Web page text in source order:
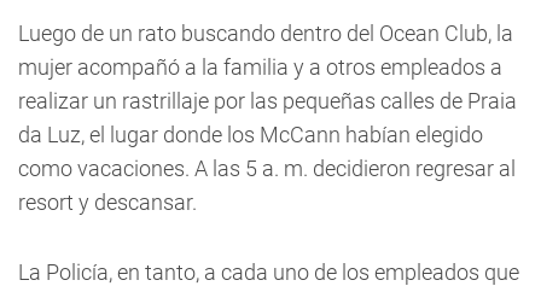
Luego de un rato buscando dentro del Ocean Club, la
mujer acompañó a la familia y a otros empleados a
realizar un rastrillaje por las pequeñas calles de Praia
da Luz, el lugar donde los McCann habían elegido
como vacaciones. A las 5 a. m. decidieron regresar al
resort y descansar.
La Policía, en tanto, a cada uno de los empleados que